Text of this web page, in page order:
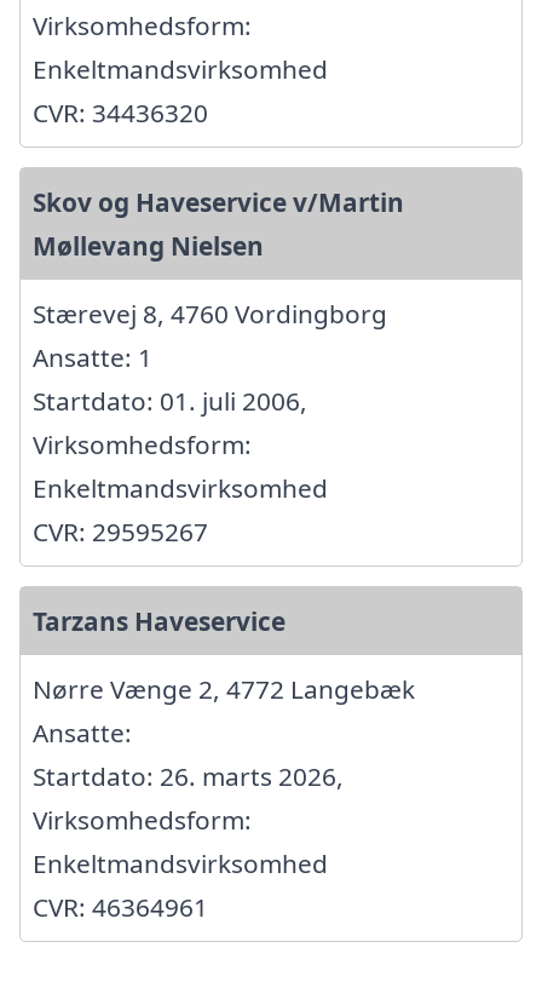
Virksomhedsform:
Enkeltmandsvirksomhed
CVR: 34436320
Skov og Haveservice v/Martin
Møllevang Nielsen
Stærevej 8, 4760 Vordingborg
Ansatte: 1
Startdato: 01. juli 2006,
Virksomhedsform:
Enkeltmandsvirksomhed
CVR: 29595267
Tarzans Haveservice
Nørre Vænge 2, 4772 Langebæk
Ansatte:
Startdato: 26. marts 2026,
Virksomhedsform:
Enkeltmandsvirksomhed
CVR: 46364961